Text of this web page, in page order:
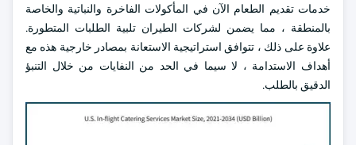
خدمات تقديم الطعام الآن في المأكولات الفاخرة والنباتية والخاصة
بالمنطقة ، مما يضمن لشركات الطيران تلبية الطلبات المتطورة.
علاوة على ذلك ، تتوافق استراتيجية الاستعانة بمصادر خارجية هذه مع
أهداف الاستدامة ، لا سيما في الحد من النفايات من خلال التنبؤ
الدقيق بالطلب.